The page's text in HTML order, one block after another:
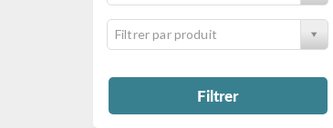
Filtrer par produit
Filtrer